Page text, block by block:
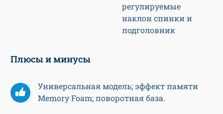
регулируемые
наклон спинки и
подголовник
Плюсы и минусы
Универсальная модель; эффект памяти
Memory Foam; поворотная база.